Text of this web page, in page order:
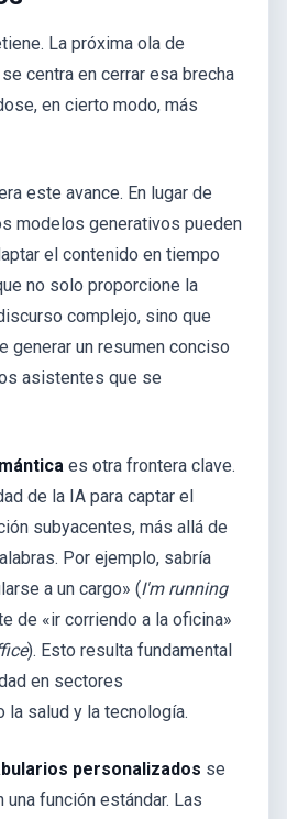
La próxima ola de
centra en cerrar esa brecha
en cierto modo, más
este avance. En lugar de
modelos generativos pueden
el contenido en tiempo
no solo proporcione la
complejo, sino que
generar un resumen conciso
asistentes que se
es otra frontera clave.
de la IA para captar el
subyacentes, más allá de
Por ejemplo, sabría
a un cargo» (I'm running
de «ir corriendo a la oficina»
). Esto resulta fundamental
en sectores
salud y la tecnología.
personalizados se
función estándar. Las